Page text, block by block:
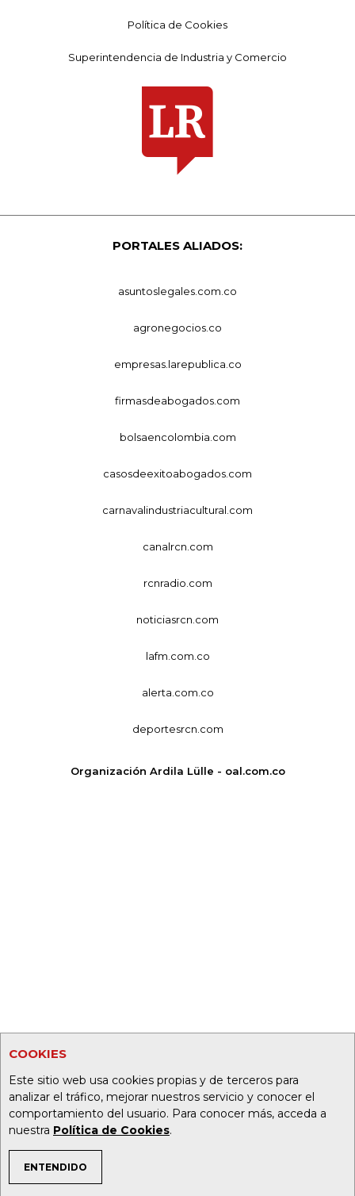
COOKIES
Este sitio web usa cookies propias y de terceros para
analizar el tráfico, mejorar nuestros servicio y conocer el
comportamiento del usuario. Para conocer más, acceda a
nuestra Política de Cookies.
ENTENDIDO
Política de Cookies
Superintendencia de Industria y Comercio
PORTALES ALIADOS:
asuntoslegales.com.co
agronegocios.co
empresas.larepublica.co
firmasdeabogados.com
bolsaencolombia.com
casosdeexitoabogados.com
carnavalindustriacultural.com
canalrcn.com
rcnradio.com
noticiasrcn.com
lafm.com.co
alerta.com.co
deportesrcn.com
Organización Ardila Lülle - oal.com.co